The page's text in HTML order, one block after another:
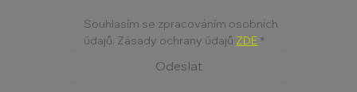
Souhlasím se zpracováním osobních
údajů. Zásady ochrany údajů ZDE *
Odeslat